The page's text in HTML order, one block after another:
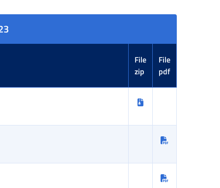
File
zip
File
pdf